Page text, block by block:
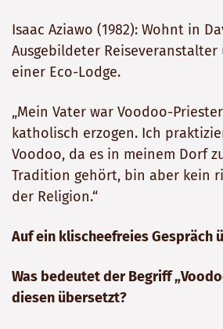
Isaac Aziawo (1982): Wohnt in
Ausgebildeter
einer Eco-Lodge.
„Mein Vater war Voodoo-
katholisch erzogen. Ich
Voodoo, da es in meinem Dorf
Tradition gehört, bin aber kein
der Religion.“
Auf ein klischeefreies Gespräch
Was bedeutet der Begriff
diesen übersetzt?